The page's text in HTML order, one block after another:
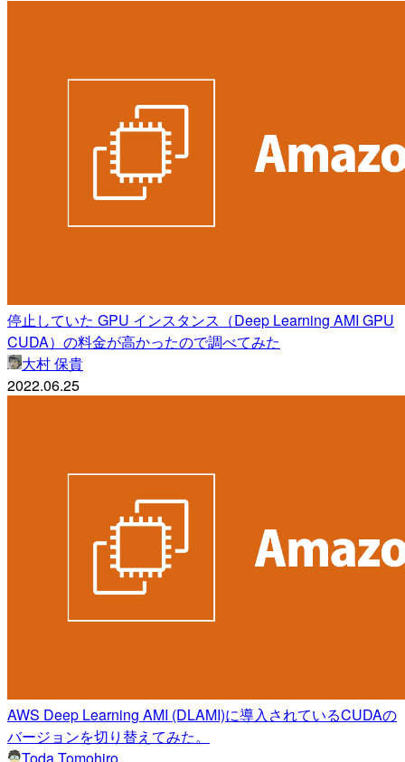
停止していた GPU インスタンス（Deep Learning AMI GPU
CUDA）の料金が高かったので調べてみた
大村 保貴
2022.06.25
AWS Deep Learning AMI (DLAMI)に導入されているCUDAの
バージョンを切り替えてみた。
Toda Tomohiro